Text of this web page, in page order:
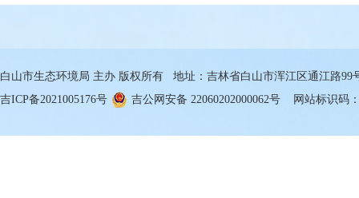
白山市生态环境局 主办 版权所有 地址：吉林省白山市浑江区通江路99
吉ICP备2021005176号
吉公网安备 22060202000062号 网站标识码